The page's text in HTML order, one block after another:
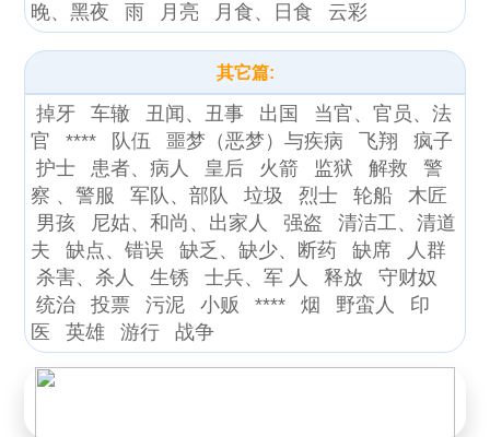
晚、黑夜
雨 月亮 月食、日食 云彩
其它篇:
掉牙 车辙 丑闻、丑事 出国
当官、官员、法
官
**** 队伍 噩梦（恶梦）与疾病 飞翔
疯子
护士
患者、病人 皇后 火箭 监狱 解救
警
察 、警服
军队、部队 垃圾 烈士 轮船
木匠
男孩
尼姑、和尚、出家人 强盗
清洁工、清道
夫
缺点、错误 缺乏、缺少、断药 缺席
人群
杀害、杀人
生锈 士兵、军 人 释放
守财奴
统治
投票 污泥 小贩 **** 烟 野蛮人
印
医
英雄 游行 战争